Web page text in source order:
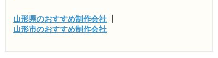
山形県のおすすめ制作会社
山形市のおすすめ制作会社